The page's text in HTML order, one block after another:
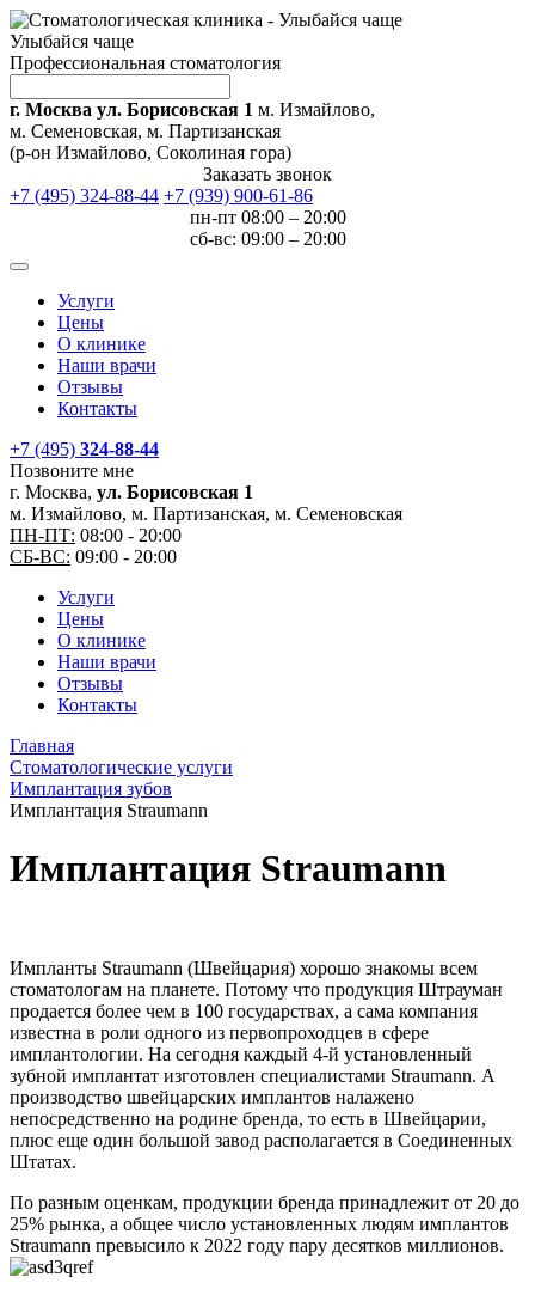
Улыбайся чаще
Профессиональная стоматология
г. Москва ул. Борисовская 1 м. Измайлово,
м. Семеновская, м. Партизанская
(р-он Измайлово, Соколиная гора)
Заказать звонок
+7 (495) 324-88-44 +7 (939) 900-61-86
пн-пт 08:00 – 20:00
сб-вс: 09:00 – 20:00
Услуги
Цены
О клинике
Наши врачи
Отзывы
Контакты
+7 (495) 324-88-44
Позвоните мне
г. Москва, ул. Борисовская 1
м. Измайлово, м. Партизанская, м. Семеновская
ПН-ПТ: 08:00 - 20:00
СБ-ВС: 09:00 - 20:00
Услуги
Цены
О клинике
Наши врачи
Отзывы
Контакты
Главная
Стоматологические услуги
Имплантация зубов
Имплантация Straumann
Имплантация Straumann
Импланты Straumann (Швейцария) хорошо знакомы всем
стоматологам на планете. Потому что продукция Штрауман
продается более чем в 100 государствах, а сама компания
известна в роли одного из первопроходцев в сфере
имплантологии. На сегодня каждый 4-й установленный
зубной имплантат изготовлен специалистами Straumann. А
производство швейцарских имплантов налажено
непосредственно на родине бренда, то есть в Швейцарии,
плюс еще один большой завод располагается в Соединенных
Штатах.
По разным оценкам, продукции бренда принадлежит от 20 до
25% рынка, а общее число установленных людям имплантов
Straumann превысило к 2022 году пару десятков миллионов.